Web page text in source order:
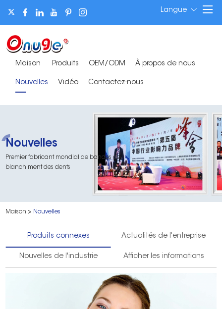
Langue
Maison Produits OEM/ODM À propos de nous
Nouvelles Vidéo Contactez-nous
Nouvelles
Premier fabricant mondial de bandes de
blanchiment des dents
Maison > Nouvelles
Produits connexes Actualités de l'entreprise
Nouvelles de l'industrie Afficher les informations